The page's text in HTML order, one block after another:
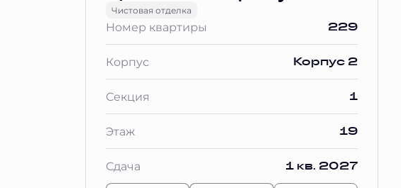
Чистовая отделка
Номер квартиры 229
Корпус Корпус 2
Секция 1
Этаж 19
Сдача 1 кв. 2027